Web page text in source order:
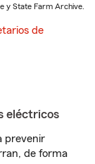
y State Farm Archive.
de
eléctricos
prevenir
de forma